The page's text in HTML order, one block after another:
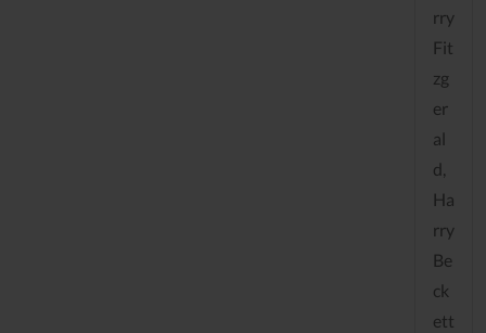
rry
Fit
zg
er
al
d,
Ha
rry
Be
ck
ett